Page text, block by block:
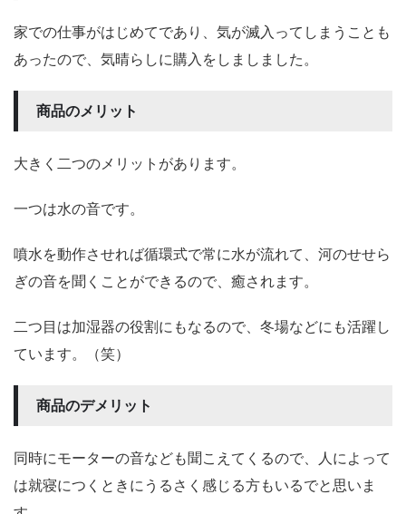
家での仕事がはじめてであり、気が滅入ってしまうことも
あったので、気晴らしに購入をしましました。
商品のメリット
大きく二つのメリットがあります。
一つは水の音です。
噴水を動作させれば循環式で常に水が流れて、河のせせら
ぎの音を聞くことができるので、癒されます。
二つ目は加湿器の役割にもなるので、冬場などにも活躍し
ています。（笑）
商品のデメリット
同時にモーターの音なども聞こえてくるので、人によって
は就寝につくときにうるさく感じる方もいるでと思いま